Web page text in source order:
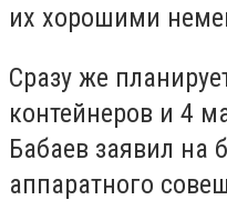
их хорошими
Сразу же
контейнеров и 4
Бабаев заявил на
аппаратного